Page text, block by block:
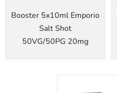
Booster 5x10ml Emporio
Salt Shot
50VG/50PG 20mg